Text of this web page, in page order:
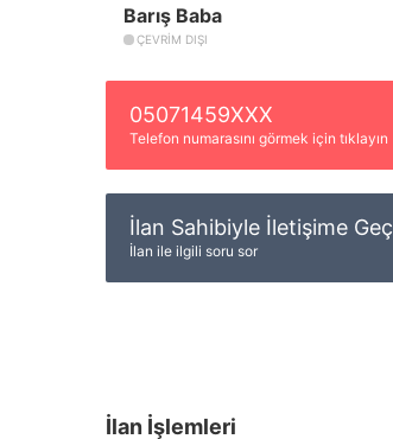
Barış Baba
ÇEVRIM DIŞI
05071459XXX
Telefon numarasını görmek için tıklayın
İlan Sahibiyle İletişime Geç
İlan ile ilgili soru sor
İlan İşlemleri